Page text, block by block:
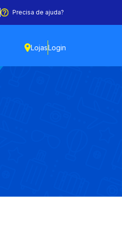
Precisa de ajuda?
LojasLogin